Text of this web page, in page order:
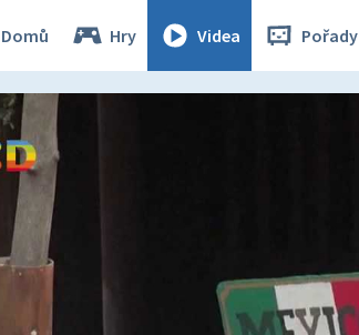
Domů Hry Videa Pořady